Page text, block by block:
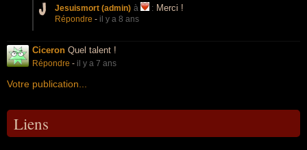
Jesuismort (admin) à : Merci !
Répondre - il y a 8 ans
Ciceron Quel talent !
Répondre - il y a 7 ans
Votre publication...
Liens